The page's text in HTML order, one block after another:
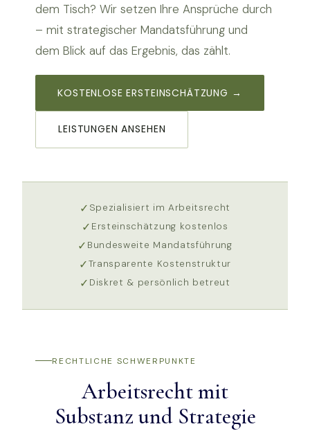
dem Tisch? Wir setzen Ihre Ansprüche durch
– mit strategischer Mandatsführung und
dem Blick auf das Ergebnis, das zählt.
KOSTENLOSE ERSTEINSCHÄTZUNG →
LEISTUNGEN ANSEHEN
✓ Spezialisiert im Arbeitsrecht
✓ Ersteinschätzung kostenlos
✓ Bundesweite Mandatsführung
✓Transparente Kostenstruktur
✓ Diskret & persönlich betreut
RECHTLICHE SCHWERPUNKTE
Arbeitsrecht mit
Substanz und Strategie